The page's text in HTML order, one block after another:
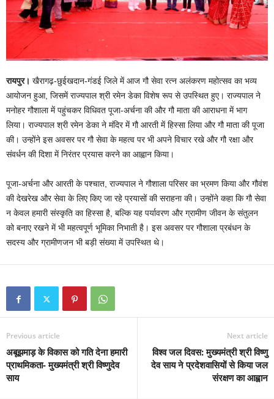
रायपुर। खैरागढ़-छुईखदान-गंडई जिले में आज गौ सेवा रत्न अलंकरण महोत्सव का भव्य
आयोजन हुआ, जिसमें राज्यपाल श्री रमेन डेका विशेष रूप से उपस्थित हुए। राज्यपाल ने
मनोहर गौशाला में पहुंचकर विधिवत पूजा-अर्चना की और गौ माता की आराधना में भाग
लिया। राज्यपाल श्री रमेन डेका ने मंदिर में गौ आरती में हिस्सा लिया और गौ माता की पूजा
की। उन्होंने इस अवसर पर गौ सेवा के महत्व पर भी अपने विचार रखे और गौ रक्षा और
संवर्धन की दिशा में निरंतर प्रयास करने का आह्वान किया।
पूजा-अर्चना और आरती के पश्चात, राज्यपाल ने गौशाला परिसर का भ्रमण किया और गौवंश
की देखरेख और सेवा के लिए किए जा रहे प्रयासों की सराहना की। उन्होंने कहा कि गौ सेवा
न केवल हमारी संस्कृति का हिस्सा है, बल्कि यह पर्यावरण और ग्रामीण जीवन के संतुलन
को बनाए रखने में भी महत्वपूर्ण भूमिका निभाती है। इस अवसर पर गौशाला प्रबंधन के
सदस्य और ग्रामीणजन भी बड़ी संख्या में उपस्थित थे।
Previous article
अबूझमाड़ के विकास को गति देना हमारी
प्राथमिकता- मुख्यमंत्री श्री विष्णुदेव
साय
Next article
विश्व जल दिवस: मुख्यमंत्री श्री विष्णु
देव साय ने प्रदेशवासियों से किया जल
संरक्षण का आह्वान